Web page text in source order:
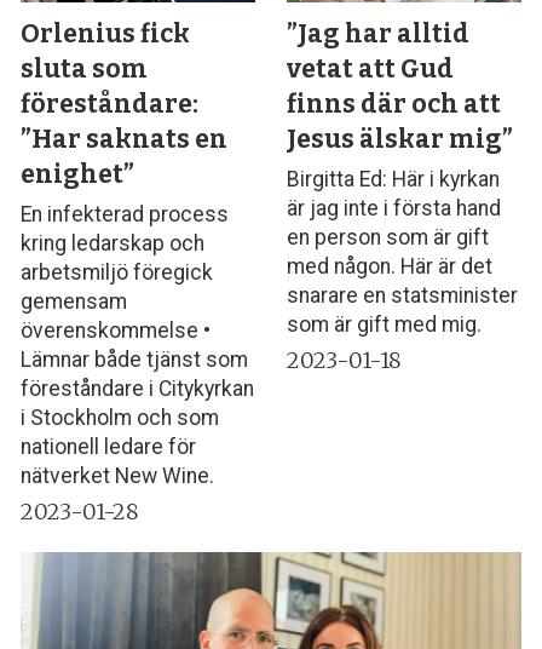
Orlenius fick
sluta som
föreståndare:
”Har saknats en
enighet”
En infekterad process
kring ledarskap och
arbetsmiljö föregick
gemensam
överenskommelse •
Lämnar både tjänst som
föreståndare i Citykyrkan
i Stockholm och som
nationell ledare för
nätverket New Wine.
2023-01-28
”Jag har alltid
vetat att Gud
finns där och att
Jesus älskar mig”
Birgitta Ed: Här i kyrkan
är jag inte i första hand
en person som är gift
med någon. Här är det
snarare en statsminister
som är gift med mig.
2023-01-18